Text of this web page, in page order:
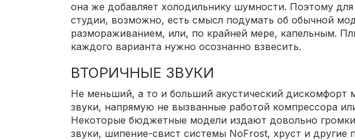
она же добавляет холодильнику шумности. Поэтому
студии, возможно, есть смысл подумать об обычной
размораживанием, или, по крайней мере, капельным.
каждого варианта нужно осознанно взвесить.
ВТОРИЧНЫЕ ЗВУКИ
Не меньший, а то и больший акустический дискомфорт
звуки, напрямую не вызванные работой компрессора
Некоторые бюджетные модели издают довольно
звуки, шипение-свист системы NoFrost, хруст и другие